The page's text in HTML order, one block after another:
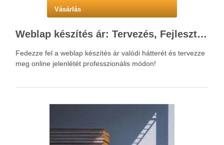
Vásárlás
Weblap készítés ár: Tervezés, Fejlesztés, Beruházás Lépésről Lépésre
Fedezze fel a weblap készítés ár valódi hátterét és tervezze
meg online jelenlétét professzionális módon!